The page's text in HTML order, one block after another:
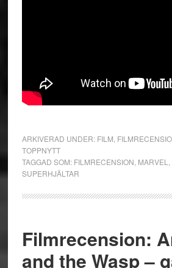
ARKIVERAD UNDER: FILM
TOPPNYTT
TAGGAD SOM: FILMRECENSION MARVEL
SUPERHJÄLTAR
Filmrecension:
and the Wasp –